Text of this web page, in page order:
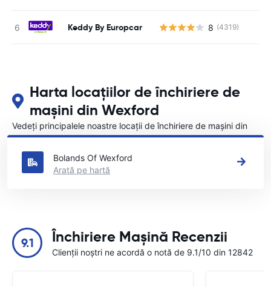
Keddy By Europcar 8 (4319)
Harta locațiilor de închiriere de
mașini din Wexford
Vedeți principalele noastre locații de închiriere de mașini din
Wexford
Bolands Of Wexford
Arată pe hartă
9.1 Închiriere Mașină Recenzii
Clienții noștri ne acordă o notă de 9.1/10 din 12842